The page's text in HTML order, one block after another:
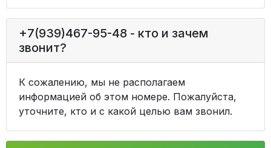
+7(939)467-95-48 - кто и зачем
звонит?
К сожалению, мы не располагаем
информацией об этом номере. Пожалуйста,
уточните, кто и с какой целью вам звонил.